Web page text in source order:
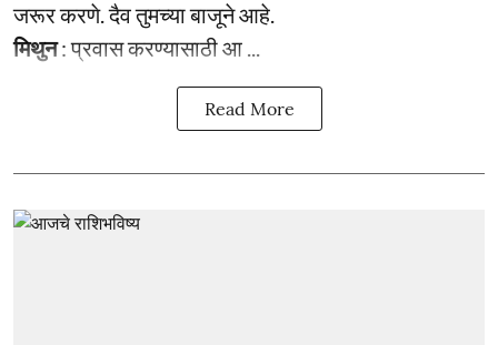
जरूर करणे. दैव तुमच्या बाजूने आहे.
मिथुन: प्रवास करण्यासाठी आ ...
Read More